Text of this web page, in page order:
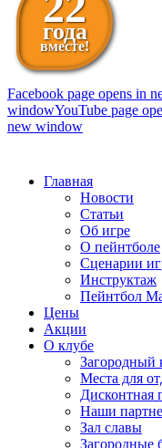
года
вместе!
Facebook page opens in
windowYouTube page
new window
Главная
Новости
Статьи
Об игре
О пейнтболе
Сценарии
Инструктаж
Пейнтбол
Цены
Акции
О клубе
Загородный
Места для
Дисконтная
Наши
Зал славы
Загородные